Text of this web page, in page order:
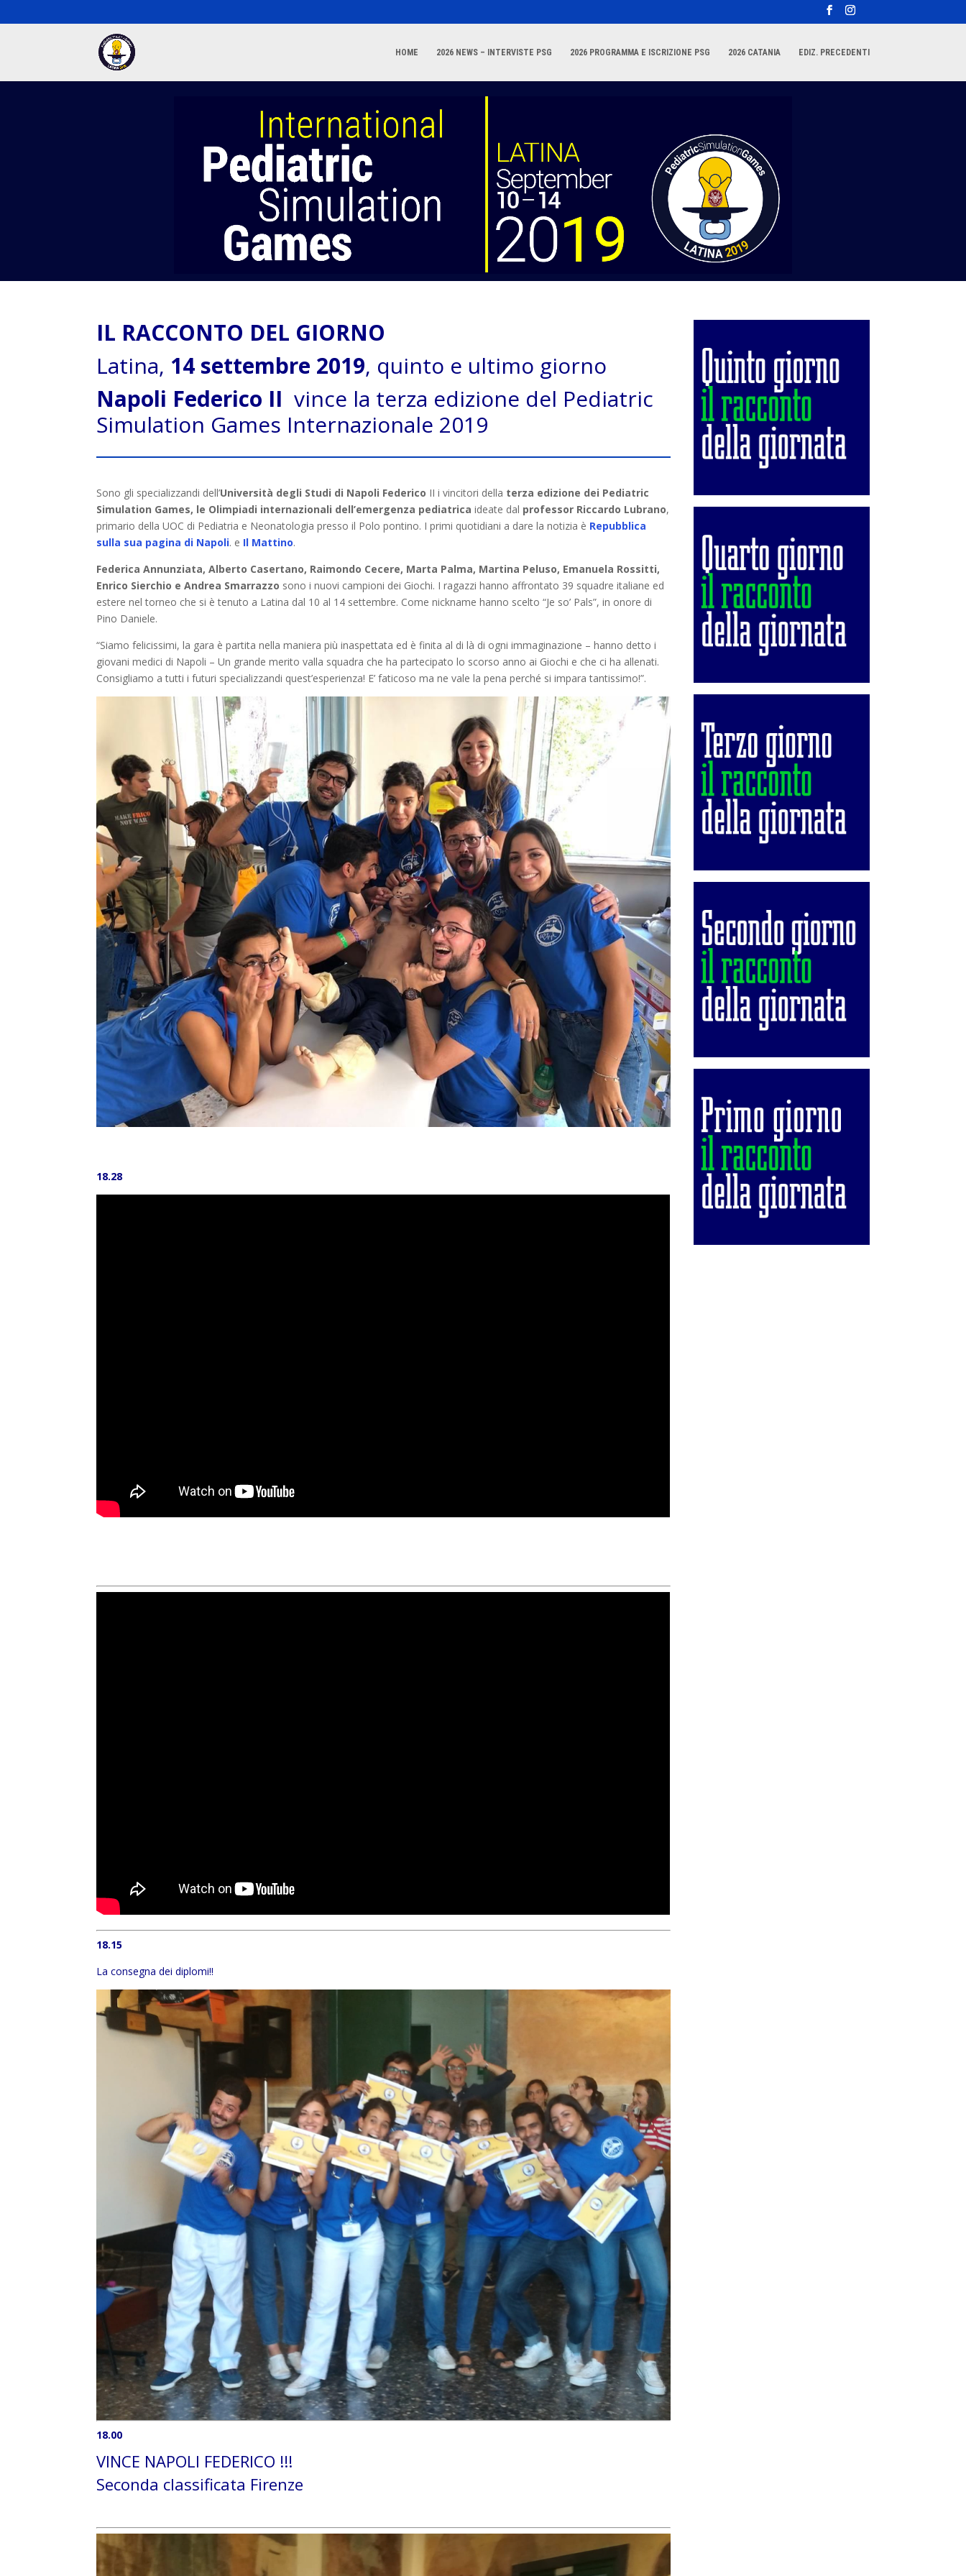
HOME 2026 NEWS – INTERVISTE PSG 2026 PROGRAMMA E ISCRIZIONE PSG 2026 CATANIA EDIZ. PRECEDENTI
IL RACCONTO DEL GIORNO
Latina, 14 settembre 2019, quinto e ultimo giorno
Napoli Federico II vince la terza edizione del Pediatric
Simulation Games Internazionale 2019
Sono gli specializzandi dell’Università degli Studi di Napoli Federico II i vincitori della terza edizione dei Pediatric
Simulation Games, le Olimpiadi internazionali dell’emergenza pediatrica ideate dal professor Riccardo Lubrano,
primario della UOC di Pediatria e Neonatologia presso il Polo pontino. I primi quotidiani a dare la notizia è Repubblica
sulla sua pagina di Napoli. e Il Mattino.
Federica Annunziata, Alberto Casertano, Raimondo Cecere, Marta Palma, Martina Peluso, Emanuela Rossitti,
Enrico Sierchio e Andrea Smarrazzo sono i nuovi campioni dei Giochi. I ragazzi hanno affrontato 39 squadre italiane ed
estere nel torneo che si è tenuto a Latina dal 10 al 14 settembre. Come nickname hanno scelto “Je so’ Pals”, in onore di
Pino Daniele.
“Siamo felicissimi, la gara è partita nella maniera più inaspettata ed è finita al di là di ogni immaginazione – hanno detto i
giovani medici di Napoli – Un grande merito valla squadra che ha partecipato lo scorso anno ai Giochi e che ci ha allenati.
Consigliamo a tutti i futuri specializzandi quest’esperienza! E’ faticoso ma ne vale la pena perché si impara tantissimo!”.
18.28
18.15
La consegna dei diplomi!!
18.00
VINCE NAPOLI FEDERICO !!!
Seconda classificata Firenze